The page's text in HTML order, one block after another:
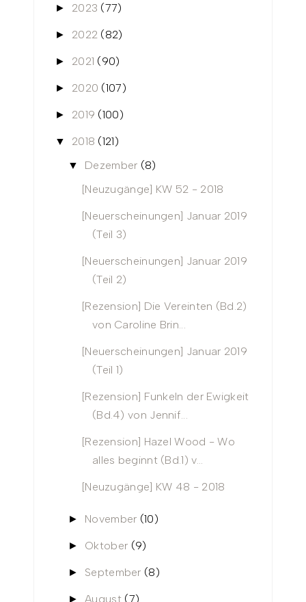
► 2023 (77)
► 2022 (82)
► 2021 (90)
► 2020 (107)
► 2019 (100)
▼ 2018 (121)
▼ Dezember (8)
[Neuzugänge] KW 52 - 2018
[Neuerscheinungen] Januar 2019
(Teil 3)
[Neuerscheinungen] Januar 2019
(Teil 2)
[Rezension] Die Vereinten (Bd.2)
von Caroline Brin...
[Neuerscheinungen] Januar 2019
(Teil 1)
[Rezension] Funkeln der Ewigkeit
(Bd.4) von Jennif...
[Rezension] Hazel Wood - Wo
alles beginnt (Bd.1) v...
[Neuzugänge] KW 48 - 2018
► November (10)
► Oktober (9)
► September (8)
►August (7)